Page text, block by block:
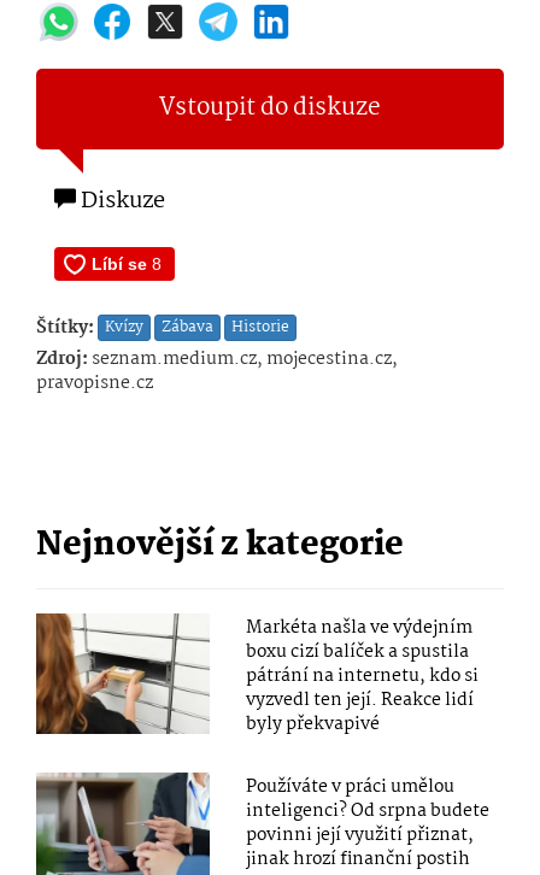
Vstoupit do diskuze
Diskuze
Štítky: Kvízy Zábava Historie
Zdroj: seznam.medium.cz, mojecestina.cz,
pravopisne.cz
Nejnovější z kategorie
Markéta našla ve výdejním
boxu cizí balíček a spustila
pátrání na internetu, kdo si
vyzvedl ten její. Reakce lidí
byly překvapivé
Používáte v práci umělou
inteligenci? Od srpna budete
povinni její využití přiznat,
jinak hrozí finanční postih